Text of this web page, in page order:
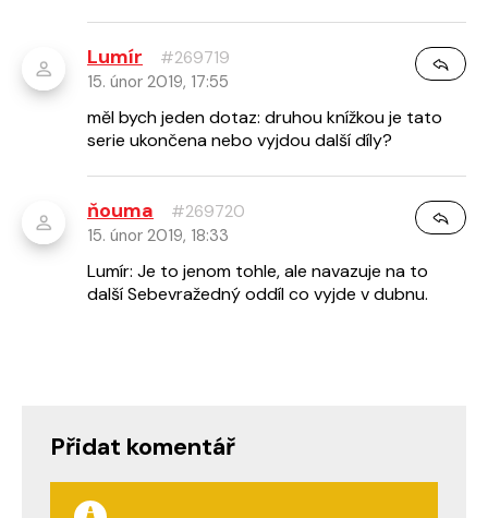
Lumír
#269719
15. únor 2019, 17:55
měl bych jeden dotaz: druhou knížkou je tato
serie ukončena nebo vyjdou další díly?
ňouma
#269720
15. únor 2019, 18:33
Lumír: Je to jenom tohle, ale navazuje na to
další Sebevražedný oddíl co vyjde v dubnu.
Přidat komentář